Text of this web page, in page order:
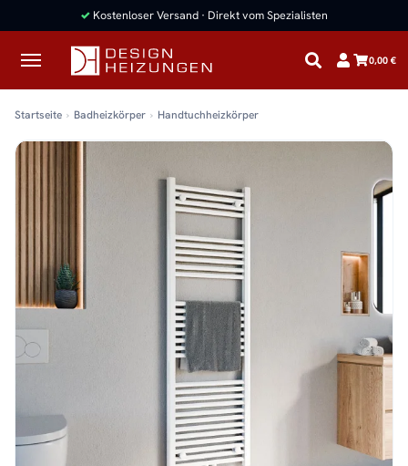
✓ Kostenloser Versand · Direkt vom Spezialisten
0,00 €
Startseite Badheizkörper Handtuchheizkörper